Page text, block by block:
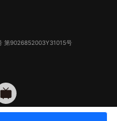
第9026852003Y31015号
reserved.